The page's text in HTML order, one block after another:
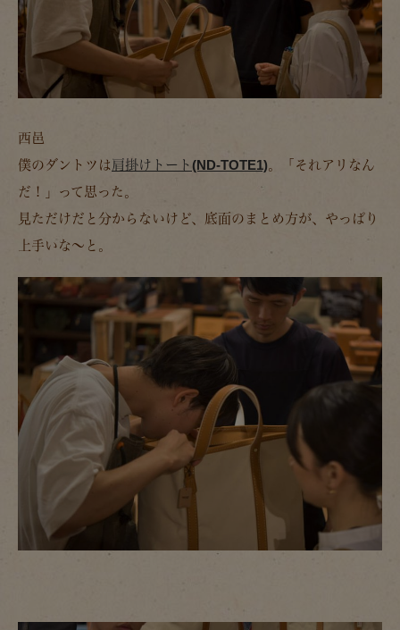
西邑
僕のダントツは肩掛けトート(ND-TOTE1)。「それアリなん
だ！」って思った。
見ただけだと分からないけど、底面のまとめ方が、やっぱり
上手いな～と。